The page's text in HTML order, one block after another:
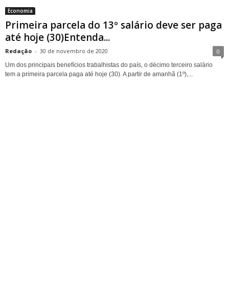
Economia
Primeira parcela do 13º salário deve ser paga
até hoje (30)Entenda...
Redação - 30 de novembro de 2020 0
Um dos principais benefícios trabalhistas do país, o décimo terceiro salário
tem a primeira parcela paga até hoje (30). A partir de amanhã (1º),...